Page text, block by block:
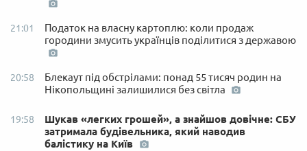
21:01
Податок на власну картоплю: коли продаж
городини змусить українців поділитися з державою
20:58
Блекаут під обстрілами: понад 55 тисяч родин на
Нікопольщині залишилися без світла
19:58
Шукав «легких грошей», а знайшов довічне: СБУ
затримала будівельника, який наводив
балістику на Київ